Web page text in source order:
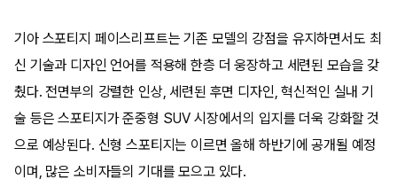
기아 스포티지 페이스리프트는 기존 모델의 강점을 유지하면서도 최
신 기술과 디자인 언어를 적용해 한층 더 웅장하고 세련된 모습을 갖
췄다. 전면부의 강렬한 인상, 세련된 후면 디자인, 혁신적인 실내 기
술 등은 스포티지가 준중형 SUV 시장에서의 입지를 더욱 강화할 것
으로 예상된다. 신형 스포티지는 이르면 올해 하반기에 공개될 예정
이며, 많은 소비자들의 기대를 모으고 있다.